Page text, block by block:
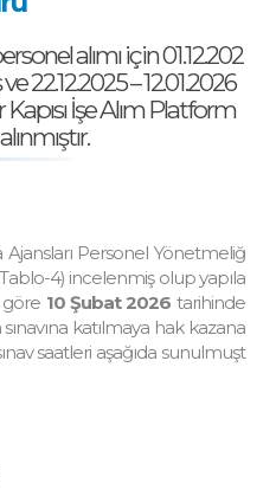
alımı için 01.12.202
22.12.2025 – 12.01.2026
İşe Alım Platform
Ajansları Personel Yönetmeliğ
4) incelenmiş olup yapıla
10 Şubat 2026 tarihinde
katılmaya hak kazana
saatleri aşağıda sunulmuşt